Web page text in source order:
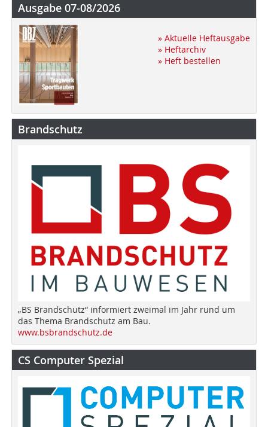
Ausgabe 07-08/2026
» Aktuelle Heftausgabe
» Heftarchiv
» Heft bestellen
Brandschutz
„BS Brandschutz“ informiert zweimal im Jahr rund um
das Thema Brandschutz am Bau.
www.bsbrandschutz.de
CS Computer Spezial